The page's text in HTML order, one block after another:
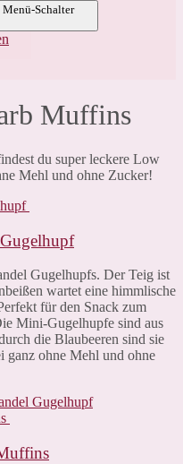
Menü-Schalter
Muffins
du super leckere Low
Mehl und ohne Zucker!
Gugelhupfs. Der Teig ist
wartet eine himmlische
für den Snack zum
Mini-Gugelhupfe sind aus
die Blaubeeren sind sie
ganz ohne Mehl und ohne
Gugelhupf